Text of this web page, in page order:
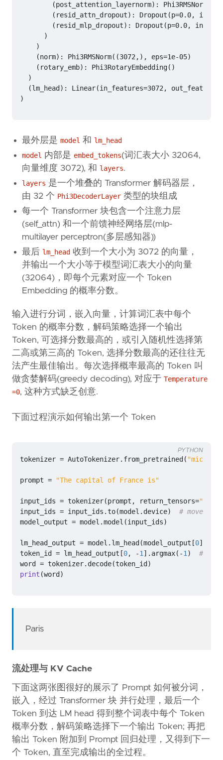
最外层是 model 和 lm_head
model 内部是 embed_tokens(词汇表大小 32064,
向量维度 3072), 和 layers.
layers 是一个堆叠的 Transformer 解码器层，
由 32 个 Phi3DecoderLayer 类型的块组成
每一个 Transformer 块包含一个注意力层
(self_attn) 和一个前馈神经网络层(mlp-
multilayer perceptron(多层感知器))
最后 lm_head 收到一个大小为 3072 的向量，
并输出一个大小等于模型词汇表大小的向量
(32064)，即每个元素对应一个 Token
Embedding 的概率分数。
输入进行分词，嵌入向量，计算词汇表中每个
Token 的概率分数，解码策略选择一个输出
Token, 可选择分数最高的，或引入随机性选择第
二高或第三高的 Token, 选择分数最高的还往往无
法产生最佳输出。每次选择概率最高的 Token 叫
做贪婪解码(greedy decoding), 对应于 Temperature
=0, 这种方式缺乏创意.
下面过程演示如何输出第一个 Token
tokenizer = AutoTokenizer. from_pretrained (
prompt = "The capital of France is"
input_ids = tokenizer(prompt , return_tensors="pt"
input_ids = input_ids .to(model . device)
# move to
model_output = model .model (input_ids)
lm_head_output = model . lm_head (model_output [0])
token_id
= lm_head_output [0, -1 ] . argmax( -1 )
# 最后
word
= tokenizer. decode(token_id )
print (word )
PYTHON
Paris
流处理与 KV Cache
下面这两张图很好的展示了 Prompt 如何被分词，
嵌入，经过 Transformer 块 并行处理，最后一个
Token 到达 LM head 得到整个词表中每个 Token
概率分数，解码策略选择下一个输出 Token; 再把
输出 Token 附加到 Prompt 回归处理，又得到下一
个 Token, 直至完成输出的全过程。